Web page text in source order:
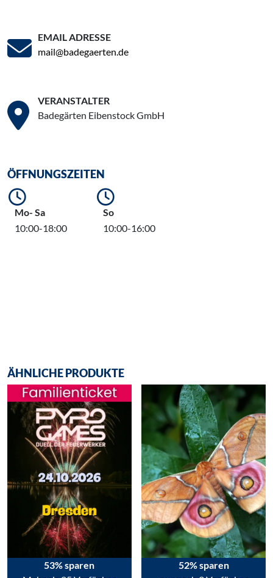
EMAIL ADRESSE
mail@badegaerten.de
VERANSTALTER
Badegärten Eibenstock GmbH
ÖFFNUNGSZEITEN
Mo- Sa
10:00-18:00
So
10:00-16:00
ÄHNLICHE PRODUKTE
53% sparen
52% sparen